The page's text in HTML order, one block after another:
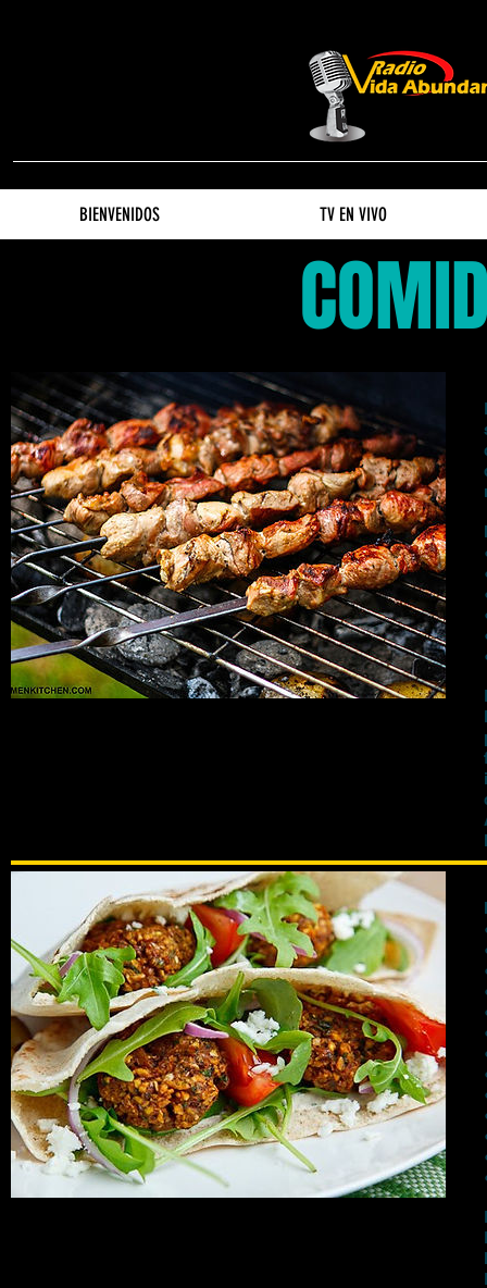
BIENVENIDOS TV EN VIVO